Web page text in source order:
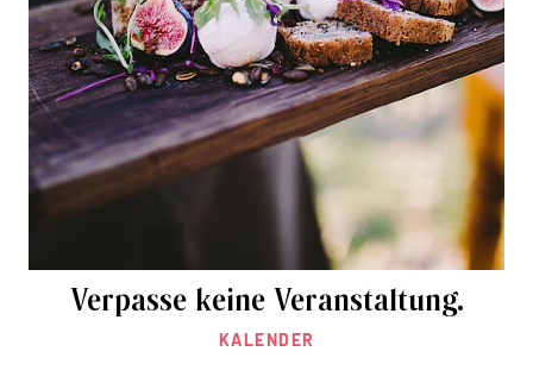
Verpasse keine Veranstaltung.
KALENDER